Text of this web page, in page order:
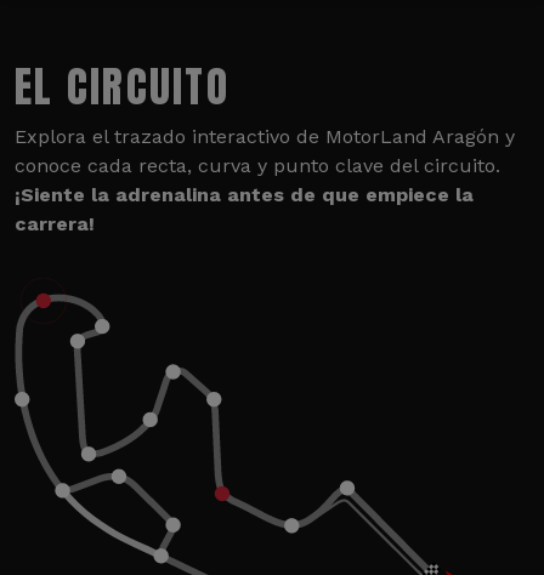
EL CIRCUITO
Explora el trazado interactivo de MotorLand Aragón y
conoce cada recta, curva y punto clave del circuito.
¡Siente la adrenalina antes de que empiece la
carrera!